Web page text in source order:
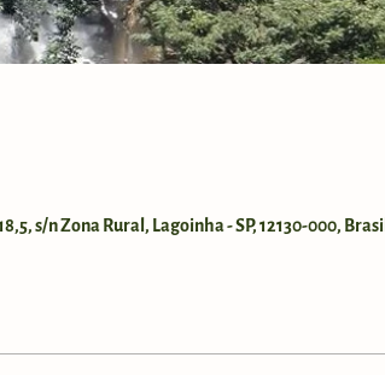
s/n Zona Rural, Lagoinha - SP, 12130-000, Brasil